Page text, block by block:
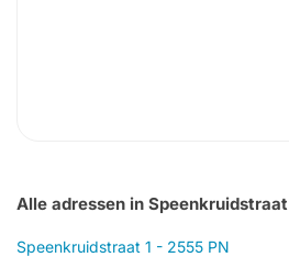
Alle adressen in Speenkruidstraat
Speenkruidstraat 1 - 2555 PN